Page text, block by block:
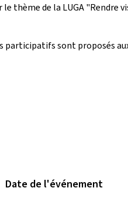
thème de la LUGA "Rendre
participatifs sont proposés
Date de l'événement